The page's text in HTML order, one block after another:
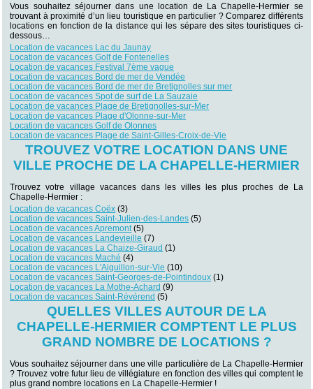
Vous souhaitez séjourner dans une location de La Chapelle-Hermier se
trouvant à proximité d’un lieu touristique en particulier ? Comparez différents
locations en fonction de la distance qui les sépare des sites touristiques ci-
dessous…
Location de vacances Lac du Jaunay
Location de vacances Golf de Fontenelles
Location de vacances Festival 7ème vague
Location de vacances Bord de mer de Vendée
Location de vacances Bord de mer de Bretignolles sur mer
Location de vacances Spot de surf de La Sauzaie
Location de vacances Plage de Bretignolles-sur-Mer
Location de vacances Plage d'Olonne-sur-Mer
Location de vacances Golf de Olonnes
Location de vacances Plage de Saint-Gilles-Croix-de-Vie
TROUVEZ VOTRE LOCATION DANS UNE
VILLE PROCHE DE LA CHAPELLE-HERMIER
Trouvez votre village vacances dans les villes les plus proches de La
Chapelle-Hermier :
Location de vacances Coëx (3)
Location de vacances Saint-Julien-des-Landes (5)
Location de vacances Apremont(5)
Location de vacances Landevieille (7)
Location de vacances La Chaize-Giraud (1)
Location de vacances Maché (4)
Location de vacances L'Aiguillon-sur-Vie (10)
Location de vacances Saint-Georges-de-Pointindoux (1)
Location de vacances La Mothe-Achard (9)
Location de vacances Saint-Révérend (5)
QUELLES VILLES AUTOUR DE LA
CHAPELLE-HERMIER COMPTENT LE PLUS
GRAND NOMBRE DE LOCATIONS ?
Vous souhaitez séjourner dans une ville particulière de La Chapelle-Hermier
? Trouvez votre futur lieu de villégiature en fonction des villes qui comptent le
plus grand nombre locations en La Chapelle-Hermier !